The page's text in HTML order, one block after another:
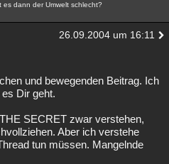
dann der Umwelt schlecht?
26.09.2004 um 16:11
und bewegenden Beitrag. Ich
Dir geht.
SECRET zwar verstehen,
Aber ich verstehe
tun müssen. Mangelnde